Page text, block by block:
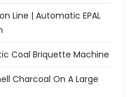
Line | Automatic EPAL
Coal Briquette Machine
Charcoal On A Large